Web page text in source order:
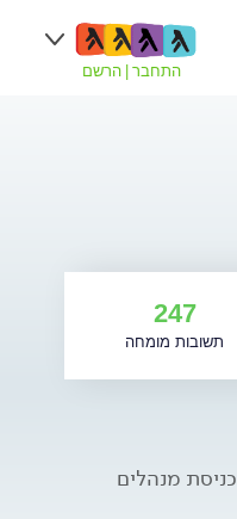
התחבר הרשם
247
תשובות מומחה
כניסת מנהלים